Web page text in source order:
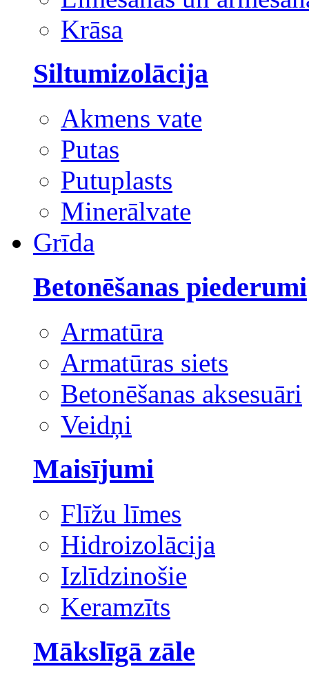
Krāsa
Siltumizolācija
Akmens vate
Putas
Putuplasts
Minerālvate
Grīda
Betonēšanas piederumi
Armatūra
Armatūras siets
Betonēšanas aksesuāri
Veidņi
Maisījumi
Flīžu līmes
Hidroizolācija
Izlīdzinošie
Keramzīts
Mākslīgā zāle